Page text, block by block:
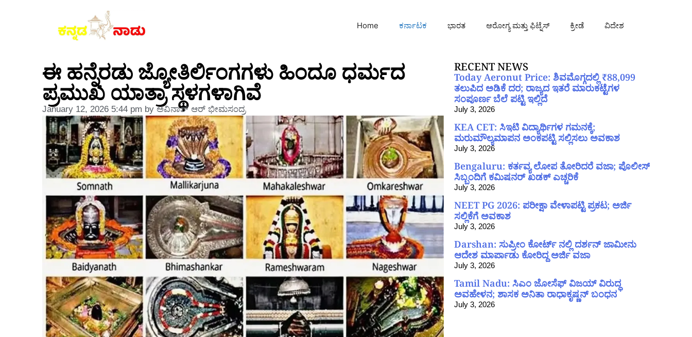
Home ಕರ್ನಾಟಕ ಭಾರತ ಆರೋಗ್ಯ ಮತ್ತು ಫಿಟ್ನೆಸ್ ಕ್ರೀಡೆ ವಿದೇಶ
ಈ ಹನ್ನೆರಡು ಜ್ಯೋತಿರ್ಲಿಂಗಗಳು ಹಿಂದೂ ಧರ್ಮದ
ಪ್ರಮುಖ ಯಾತ್ರಾ ಸ್ಥಳಗಳಾಗಿವೆ
January 12, 2026 5:44 pm byಅವಿನಾಶ್‌ ಆರ್‌ ಭೀಮಸಂದ್ರ
RECENT NEWS
Today Aeronut Price: ಶಿವಮೊಗ್ಗದಲ್ಲಿ ₹88,099
ತಲುಪಿದ ಅಡಿಕೆ ದರ; ರಾಜ್ಯದ ಇತರೆ ಮಾರುಕಟ್ಟೆಗಳ
ಸಂಪೂರ್ಣ ಬೆಲೆ ಪಟ್ಟಿ ಇಲ್ಲಿದೆ
July 3, 2026
KEA CET: ಸಿಇಟಿ ವಿದ್ಯಾರ್ಥಿಗಳ ಗಮನಕ್ಕೆ;
ಮರುಮೌಲ್ಯಮಾಪನ ಅಂಕಪಟ್ಟಿ ಸಲ್ಲಿಸಲು ಅವಕಾಶ
July 3, 2026
Bengaluru: ಕರ್ತವ್ಯ ಲೋಪ ತೋರಿದರೆ ವಜಾ; ಪೊಲೀಸ್
ಸಿಬ್ಬಂದಿಗೆ ಕಮಿಷನರ್ ಖಡಕ್ ಎಚ್ಚರಿಕೆ
July 3, 2026
NEET PG 2026: ಪರೀಕ್ಷಾ ವೇಳಾಪಟ್ಟಿ ಪ್ರಕಟ; ಅರ್ಜಿ
ಸಲ್ಲಿಕೆಗೆ ಅವಕಾಶ
July 3, 2026
Darshan: ಸುಪ್ರೀಂ ಕೋರ್ಟ್ ನಲ್ಲಿ ದರ್ಶನ್ ಜಾಮೀನು
ಆದೇಶ ಮಾರ್ಪಾಡು ಕೋರಿದ್ದ ಅರ್ಜಿ ವಜಾ
July 3, 2026
Tamil Nadu: ಸಿಎಂ ಜೋಸೆಫ್ ವಿಜಯ್ ವಿರುದ್ಧ
ಅವಹೇಳನ; ಶಾಸಕ ಅನಿತಾ ರಾಧಾಕೃಷ್ಣನ್ ಬಂಧನ
July 3, 2026